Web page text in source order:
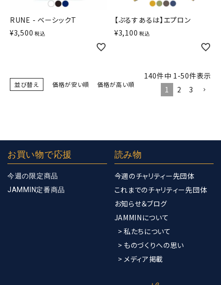
RUNE - ベーシックT
¥3,500 税込
【ぷるすあるは】エプロン
¥3,100 税込
並び替え 価格が安い順 価格が高い順
140件中 1 -50件表示
1
2 3
お買い物で応援
今週の限定商品
JAMMIN定番商品
読み物
今週のチャリティー先団体
これまでのチャリティー先団体
お知らせ＆ブログ
JAMMINについて
> 私たちについて
> ものづくりへの思い
> メディア掲載